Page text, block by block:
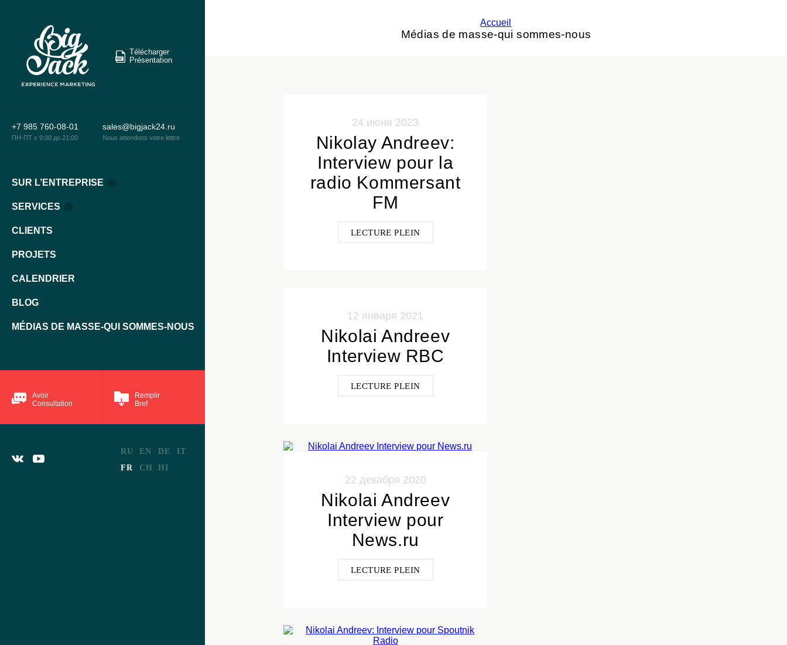
Télécharger
Présentation
+7 985 760-08-01
ПН-ПТ c 9:00 до 21:00
sales@bigjack24.ru
Nous attendons votre lettre
SUR L’ENTREPRISE
SERVICES
CLIENTS
PROJETS
CALENDRIER
BLOG
MÉDIAS DE MASSE-QUI SOMMES-NOUS
Avoir
Consultation
Remplir
Bref
RU EN DE
IT
FR
CH HI
Accueil
Médias de masse-qui sommes-nous
24 июня 2023
Nikolay Andreev:
Interview pour la
radio Kommersant
FM
LECTURE PLEIN
12 января 2021
Nikolai Andreev
Interview RBC
LECTURE PLEIN
22 декабря 2020
Nikolai Andreev
Interview pour
News.ru
LECTURE PLEIN